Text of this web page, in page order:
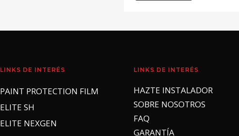
LINKS DE INTERÉS
PAINT PROTECTION FILM
ELITE SH
ELITE NEXGEN
LINKS DE INTERÉS
HAZTE INSTALADOR
SOBRE NOSOTROS
FAQ
GARANTÍA